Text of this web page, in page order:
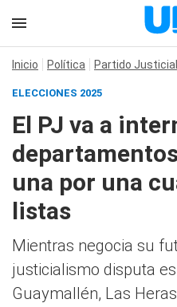
Inicio Política Partido
ELECCIONES 2025
El PJ va a
una por una
listas
Mientras negocia su
justicialismo disputa
Guaymallén, Las